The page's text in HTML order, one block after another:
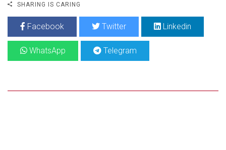
SHARING IS CARING
Facebook Twitter Linkedin
WhatsApp Telegram